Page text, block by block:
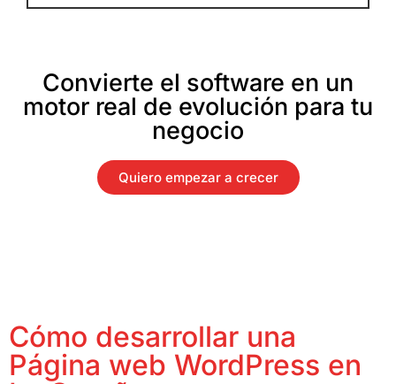
Convierte el software en un
motor real de evolución para tu
negocio
Quiero empezar a crecer
Cómo desarrollar una
Página web WordPress en